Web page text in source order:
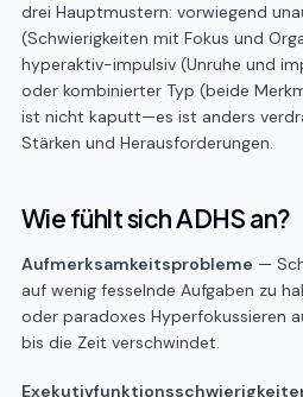
drei Hauptmustern: vorwiegend
(Schwierigkeiten mit Fokus und
hyperaktiv-impulsiv (Unruhe und
oder kombinierter Typ (beide
ist nicht kaputt—es ist anders
Stärken und Herausforderungen.
Wie fühlt sich ADHS an?
Aufmerksamkeitsprobleme —
auf wenig fesselnde Aufgaben zu
oder paradoxes Hyperfokussieren
bis die Zeit verschwindet.